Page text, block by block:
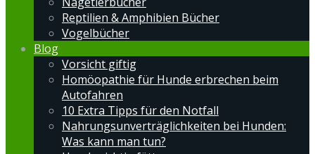
Reptilien & Amphibien Bücher
Vogelbücher
Blog
Vorsicht giftig
Homöopathie für Hunde erbrechen beim
Autofahren
10 Extra Tipps für den Notfall
Nahrungsunverträglichkeiten bei Hunden:
Was kann man tun?